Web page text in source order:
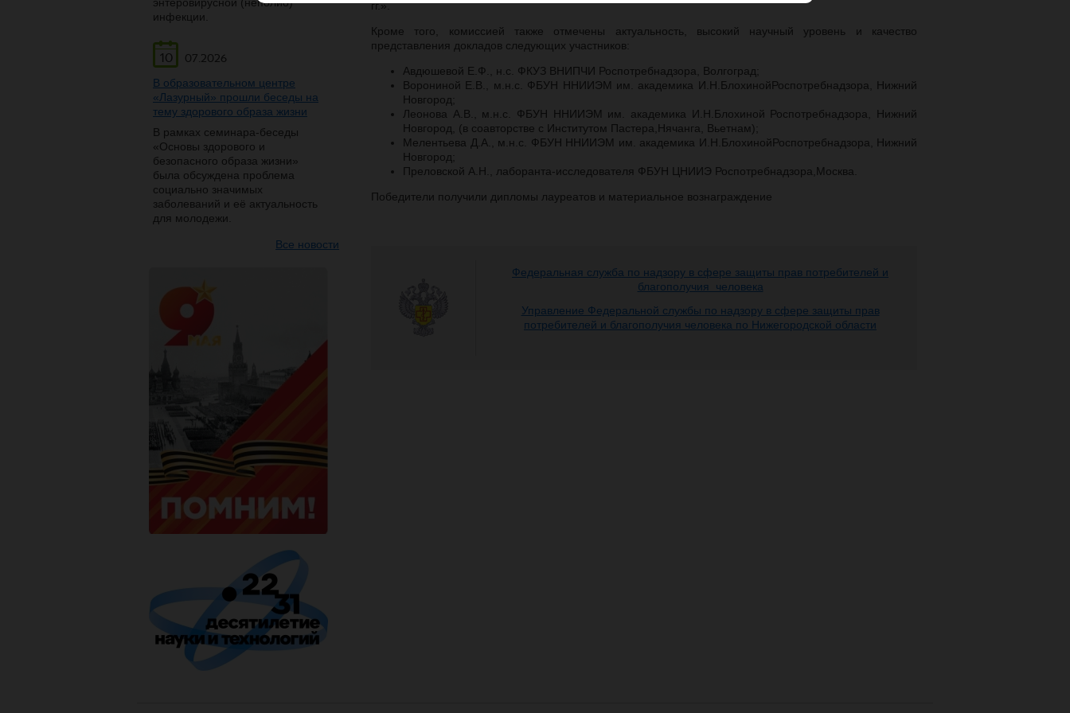
инфекции.
10
07.2026
В образовательном центре
«Лазурный» прошли беседы на
тему здорового образа жизни
В рамках семинара-беседы
«Основы здорового и
безопасного образа жизни»
была обсуждена проблема
социально значимых
заболеваний и её актуальность
для молодежи.
Все новости
гг.».
Кроме того, комиссией также отмечены актуальность, высокий научный уровень и качество
представления докладов следующих участников:
Авдюшевой Е.Ф., н.с. ФКУЗ ВНИПЧИ Роспотребнадзора, Волгоград;
Ворониной Е.В., м.н.с. ФБУН ННИИЭМ им. академика И.Н.БлохинойРоспотребнадзора, Нижний
Новгород;
Леонова А.В., м.н.с. ФБУН ННИИЭМ им. академика И.Н.Блохиной Роспотребнадзора, Нижний
Новгород, (в соавторстве с Институтом Пастера,Нячанга, Вьетнам);
Мелентьева Д.А., м.н.с. ФБУН ННИИЭМ им. академика И.Н.БлохинойРоспотребнадзора, Нижний
Новгород;
Преловской А.Н., лаборанта-исследователя ФБУН ЦНИИЭ Роспотребнадзора, Москва.
Победители получили дипломы лауреатов и материальное вознаграждение
Федеральная служба по надзору в сфере защиты прав потребителей и
благополучия человека
Управление Федеральной службы по надзору в сфере защиты прав
потребителей и благополучия человека по Нижегородской области